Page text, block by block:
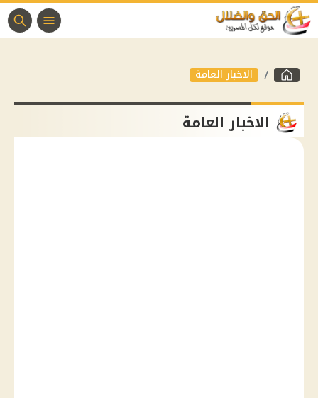
الاخبار العامة
الاخبار العامة